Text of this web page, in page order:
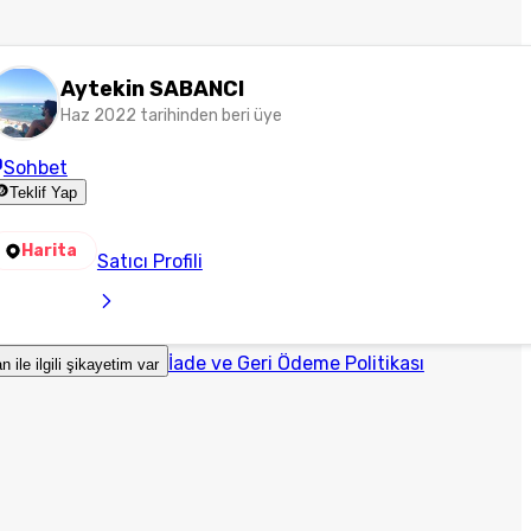
Aytekin SABANCI
Haz 2022 tarihinden beri üye
Sohbet
Teklif Yap
Harita Satıcı Profili
ile ilgili şikayetim var İade ve Geri Ödeme Politikası